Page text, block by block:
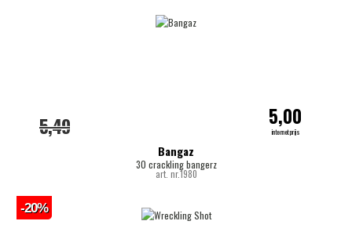
Bangaz
30 crackling bangerz
art. nr.1980
5,49 5,00
internetprijs
-20%